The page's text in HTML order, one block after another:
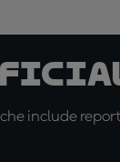
include